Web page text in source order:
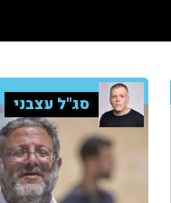
סג"ל עצבני